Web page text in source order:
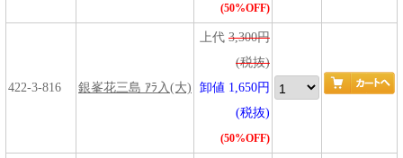
(50%OFF)
422-3-816 銀峯花三島 ｱﾗ入(大)
上代 3,300円
(税抜)
卸値 1,650円
(税抜)
(50%OFF)